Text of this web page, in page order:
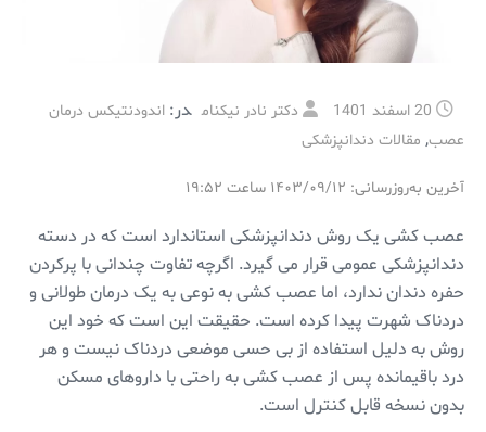
20 اسفند 1401 دکتر نادر نیکنام در: اندودنتیکس درمان
عصب, مقالات دندانپزشکی
آخرین به‌روزرسانی: ۱۴۰۳/۰۹/۱۲ ساعت ۱۹:۵۲
عصب کشی یک روش دندانپزشکی استاندارد است که در دسته
دندانپزشکی عمومی قرار می گیرد. اگرچه تفاوت چندانی با پرکردن
حفره دندان ندارد، اما عصب کشی به نوعی به یک درمان طولانی و
دردناک شهرت پیدا کرده است. حقیقت این است که خود این
روش به دلیل استفاده از بی حسی موضعی دردناک نیست و هر
درد باقیمانده پس از عصب کشی به راحتی با داروهای مسکن
بدون نسخه قابل کنترل است.